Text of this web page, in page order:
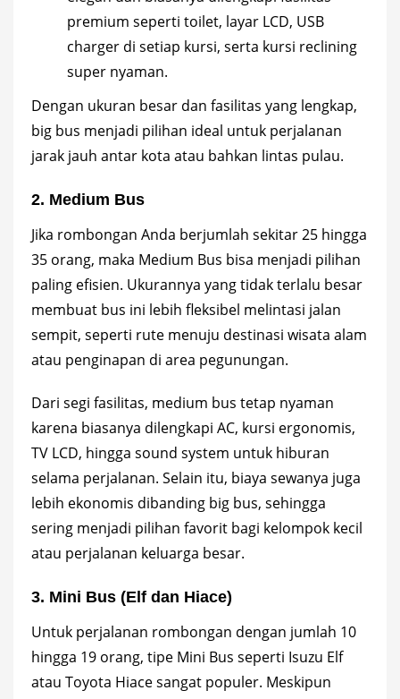
premium seperti toilet, layar LCD, USB
charger di setiap kursi, serta kursi reclining
super nyaman.
Dengan ukuran besar dan fasilitas yang lengkap,
big bus menjadi pilihan ideal untuk perjalanan
jarak jauh antar kota atau bahkan lintas pulau.
2. Medium Bus
Jika rombongan Anda berjumlah sekitar 25 hingga
35 orang, maka Medium Bus bisa menjadi pilihan
paling efisien. Ukurannya yang tidak terlalu besar
membuat bus ini lebih fleksibel melintasi jalan
sempit, seperti rute menuju destinasi wisata alam
atau penginapan di area pegunungan.
Dari segi fasilitas, medium bus tetap nyaman
karena biasanya dilengkapi AC, kursi ergonomis,
TV LCD, hingga sound system untuk hiburan
selama perjalanan. Selain itu, biaya sewanya juga
lebih ekonomis dibanding big bus, sehingga
sering menjadi pilihan favorit bagi kelompok kecil
atau perjalanan keluarga besar.
3. Mini Bus (Elf dan Hiace)
Untuk perjalanan rombongan dengan jumlah 10
hingga 19 orang, tipe Mini Bus seperti Isuzu Elf
atau Toyota Hiace sangat populer. Meskipun